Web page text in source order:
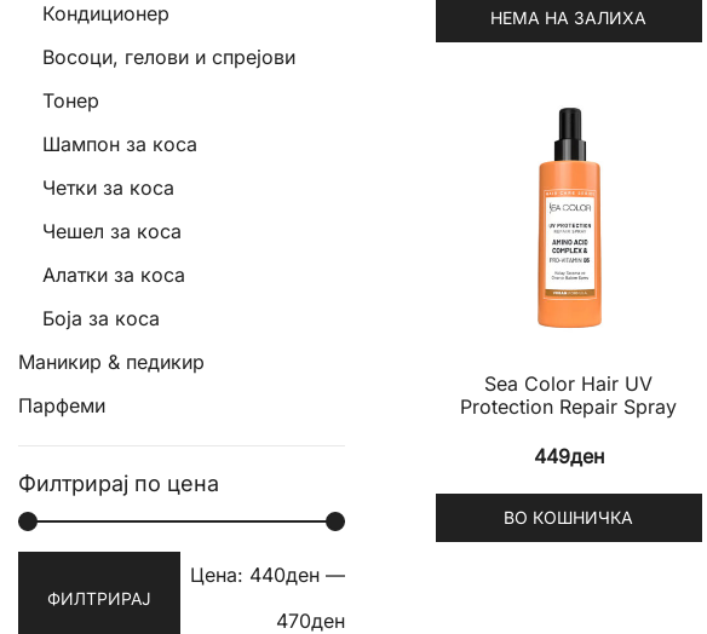
НЕМА НА ЗАЛИХА
Sea Color Hair UV
Protection Repair Spray
449ден
ВО КОШНИЧКА
Кондиционер
Восоци, гелови и спрејови
Тонер
Шампон за коса
Четки за коса
Чешел за коса
Алатки за коса
Боја за коса
Маникир & педикир
Парфеми
Филтрирај по цена
ФИЛТРИРАЈ
Цена: 440ден —
470ден